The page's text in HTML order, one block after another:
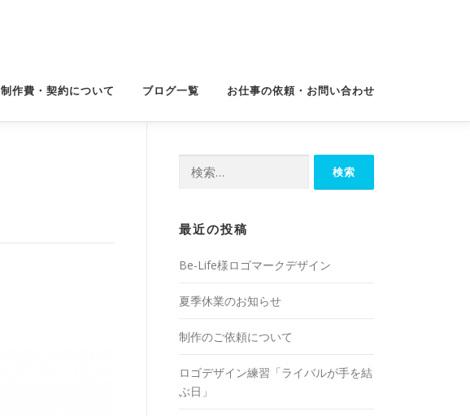
制作費・契約について ブログ一覧 お仕事の依頼・お問い合わせ
最近の投稿
Be-Life様ロゴマークデザイン
夏季休業のお知らせ
制作のご依頼について
ロゴデザイン練習「ライバルが手を結
ぶ日」